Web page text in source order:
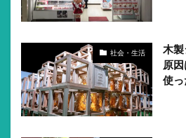
社会・生活
木製
原
使っ